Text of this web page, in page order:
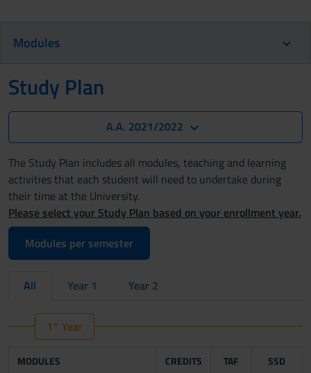
Modules
Study Plan
A.A. 2021/2022
The Study Plan includes all modules, teaching and learning
activities that each student will need to undertake during
their time at the University.
Please select your Study Plan based on your enrollment year.
Modules per semester
All Year 1 Year 2
1° Year
MODULES CREDITS TAF SSD